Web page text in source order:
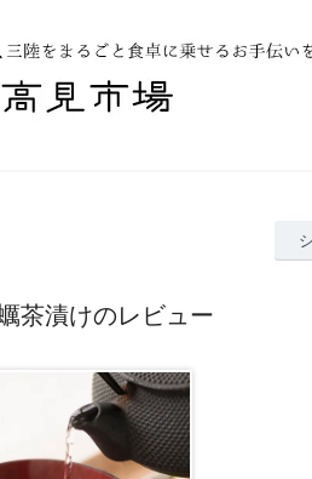
茶漬けのレビュー